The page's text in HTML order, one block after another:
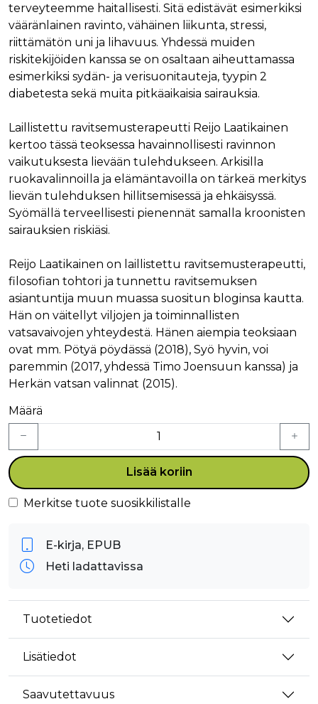
terveyteemme haitallisesti. Sitä edistävät esimerkiksi
vääränlainen ravinto, vähäinen liikunta, stressi,
riittämätön uni ja lihavuus. Yhdessä muiden
riskitekijöiden kanssa se on osaltaan aiheuttamassa
esimerkiksi sydän- ja verisuonitauteja, tyypin 2
diabetesta sekä muita pitkäaikaisia sairauksia.
Laillistettu ravitsemusterapeutti Reijo Laatikainen
kertoo tässä teoksessa havainnollisesti ravinnon
vaikutuksesta lievään tulehdukseen. Arkisilla
ruokavalinnoilla ja elämäntavoilla on tärkeä merkitys
lievän tulehduksen hillitsemisessä ja ehkäisyssä.
Syömällä terveellisesti pienennät samalla kroonisten
sairauksien riskiäsi.
Reijo Laatikainen on laillistettu ravitsemusterapeutti,
filosofian tohtori ja tunnettu ravitsemuksen
asiantuntija muun muassa suositun bloginsa kautta.
Hän on väitellyt viljojen ja toiminnallisten
vatsavaivojen yhteydestä. Hänen aiempia teoksiaan
ovat mm. Pötyä pöydässä (2018), Syö hyvin, voi
paremmin (2017, yhdessä Timo Joensuun kanssa) ja
Herkän vatsan valinnat (2015).
Määrä
Lisää koriin
Merkitse tuote suosikkilistalle
E-kirja, EPUB
Heti ladattavissa
Tuotetiedot
Lisätiedot
Saavutettavuus